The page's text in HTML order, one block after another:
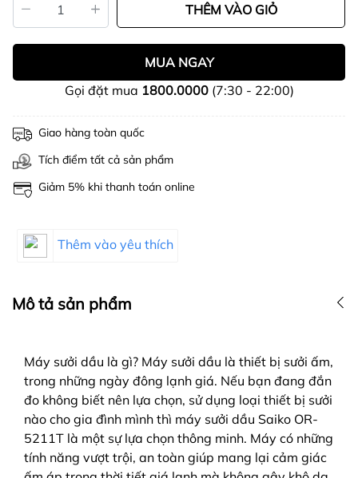
THÊM VÀO GIỎ
MUA NGAY
Gọi đặt mua 1800.0000(7:30 - 22:00)
Giao hàng toàn quốc
Tích điểm tất cả sản phẩm
Giảm 5% khi thanh toán online
Thêm vào yêu thích
Mô tả sản phẩm
Máy sưởi dầu là gì? Máy sưởi dầu là thiết bị sưởi ấm,
trong những ngày đông lạnh giá. Nếu bạn đang đắn
đo không biết nên lựa chọn, sử dụng loại thiết bị sưởi
nào cho gia đình mình thì máy sưởi dầu Saiko OR-
5211T là một sự lựa chọn thông minh. Máy có những
tính năng vượt trội, an toàn giúp mang lại cảm giác